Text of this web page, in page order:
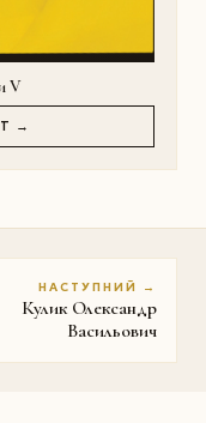
V
→
НАСТУПНИЙ →
Кулик Олександр
Васильович